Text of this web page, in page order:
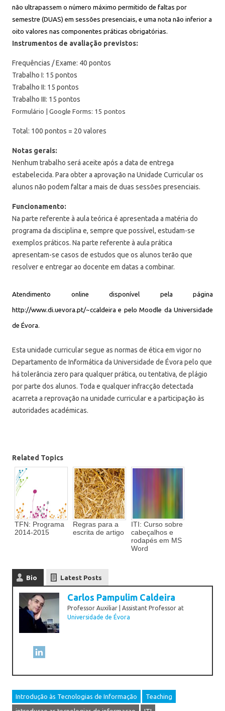
não ultrapassem o número máximo permitido de faltas por
semestre (DUAS) em sessões presenciais, e uma nota não inferior a
oito valores nas componentes práticas obrigatórias.
Instrumentos de avaliação previstos:
Frequências / Exame: 40 pontos
Trabalho I: 15 pontos
Trabalho II: 15 pontos
Trabalho III: 15 pontos
Formulário | Google Forms: 15 pontos
Total: 100 pontos = 20 valores
Notas gerais:
Nenhum trabalho será aceite após a data de entrega
estabelecida. Para obter a aprovação na Unidade Curricular os
alunos não podem faltar a mais de duas sessões presenciais.
Funcionamento:
Na parte referente à aula teórica é apresentada a matéria do
programa da disciplina e, sempre que possível, estudam-se
exemplos práticos. Na parte referente à aula prática
apresentam-se casos de estudos que os alunos terão que
resolver e entregar ao docente em datas a combinar.
Atendimento online disponível pela página
http://www.di.uevora.pt/~ccaldeira e pelo Moodle da Universidade
de Évora.
Esta unidade curricular segue as normas de ética em vigor no
Departamento de Informática da Universidade de Évora pelo que
há tolerância zero para qualquer prática, ou tentativa, de plágio
por parte dos alunos. Toda e qualquer infracção detectada
acarreta a reprovação na unidade curricular e a participação às
autoridades académicas.
Related Topics
TFN: Programa
2014-2015
Regras para a
escrita de artigo
ITI: Curso sobre
cabeçalhos e
rodapés em MS
Word
Bio Latest Posts
Carlos Pampulim Caldeira
Professor Auxiliar | Assistant Professor at
Universidade de Évora
Introdução às Tecnologias de Informação Teaching